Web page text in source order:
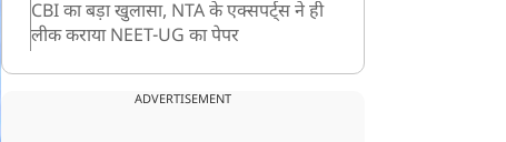
CBI का बड़ा खुलासा, NTA के एक्सपर्ट्स ने ही
लीक कराया NEET-UG का पेपर
उत्तराखंड: हरिद्वार में गंगा उफान पर, जलस्तर में
ADVERTISEMENT